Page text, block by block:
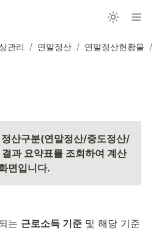
관리 / 연말정산 / 연말정산현황물 /
산구분(연말정산/중도정산/
과 요약표를 조회하여 계산
면입니다.
는 근로소득 기준 및 해당 기준